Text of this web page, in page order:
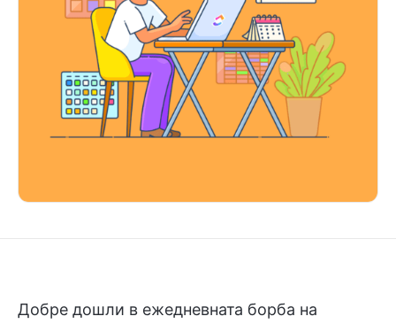
Добре дошли в ежедневната борба на